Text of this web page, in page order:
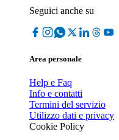
Seguici anche su
Area personale
Help e Faq
Info e contatti
Termini del servizio
Utilizzo dati e privacy
Cookie Policy